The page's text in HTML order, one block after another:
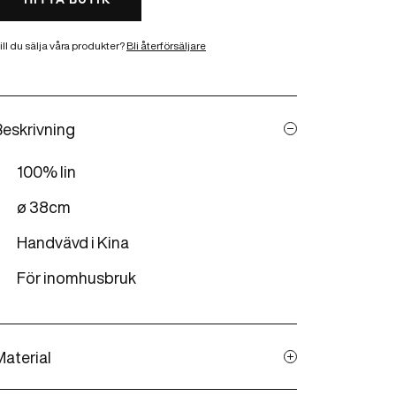
du sälja våra produkter?Bli återförsäljare
100% lin
ø 38cm
Handvävd i Kina
För inomhusbruk